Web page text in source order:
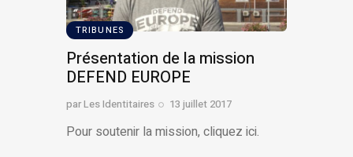
TRIBUNES
Présentation de la mission
DEFEND EUROPE
parLes Identitaires 13 juillet 2017
Pour soutenir la mission, cliquez ici.